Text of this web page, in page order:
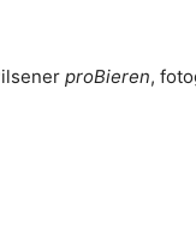
proBieren,